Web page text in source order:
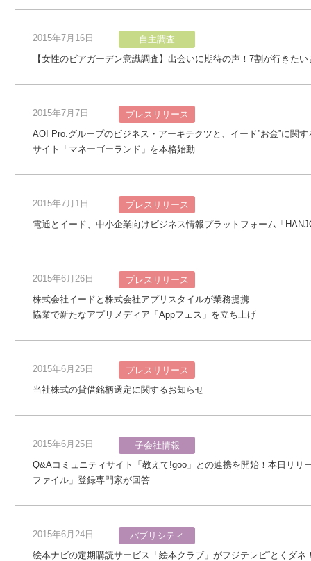
2015年7月16日
自主調査
【女性のビアガーデン意識調査】出会いに期待の声！7割が行きたい
2015年7月7日
プレスリリース
AOI Pro.グループのビジネス・アーキテクツと、イード”お金”に関
サイト「マネーゴーランド」を本格始動
2015年7月1日
プレスリリース
電通とイード、中小企業向けビジネス情報プラットフォーム「
2015年6月26日
プレスリリース
株式会社イードと株式会社アプリスタイルが業務提携
協業で新たなアプリメディア「Appフェス」を立ち上げ
2015年6月25日
プレスリリース
当社株式の貸借銘柄選定に関するお知らせ
2015年6月25日
子会社情報
Q&Aコミュニティサイト「教えて!goo」との連携を開始！本日リリ
ファイル」登録専門家が回答
2015年6月24日
パブリシティ
絵本ナビの定期購読サービス「絵本クラブ」がフジテレビ“とくダ